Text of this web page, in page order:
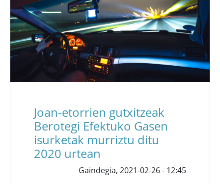
Joan-etorrien gutxitzeak
Berotegi Efektuko Gasen
isurketak murriztu ditu
2020 urtean
Gaindegia, 2021-02-26 - 12:45